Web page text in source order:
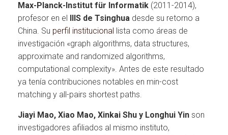
Max-Planck-Institut für Informatik (2011-2014),
profesor en el
IIIS de Tsinghua desde su retorno a
China. Su perfil institucional lista como áreas de
investigación «graph algorithms, data structures,
approximate and randomized algorithms,
computational complexity». Antes de este resultado
ya tenía contribuciones notables en min-cost
matching y all-pairs shortest paths.
Jiayi Mao, Xiao Mao, Xinkai Shu y Longhui Yin son
investigadores afiliados al mismo instituto,